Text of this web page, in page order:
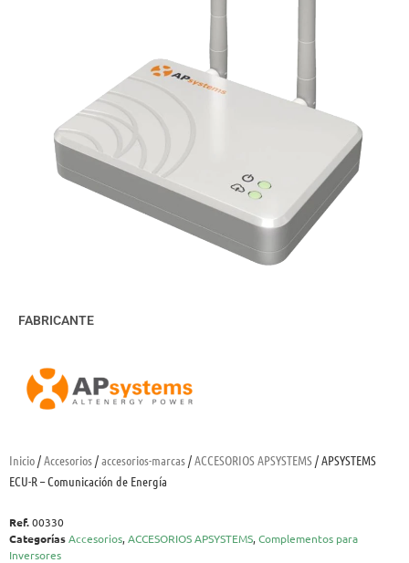
Inicio/Accesorios/accesorios-marcas/ACCESORIOS APSYSTEMS/ APSYSTEMS
ECU-R – Comunicación de Energía
Ref.00330
CategoríasAccesorios,ACCESORIOS APSYSTEMS,Complementos para
Inversores
FABRICANTE